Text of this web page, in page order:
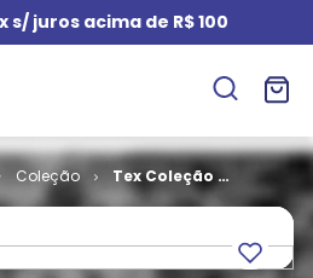
s/ juros acima de R$ 100
Coleção
Tex Coleção #
291